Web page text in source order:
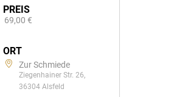
PREIS
69,00 €
ORT
Zur Schmiede
Ziegenhainer Str. 26,
36304 Alsfeld